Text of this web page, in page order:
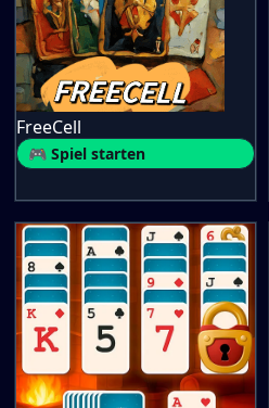
FreeCell
🎮 Spiel starten